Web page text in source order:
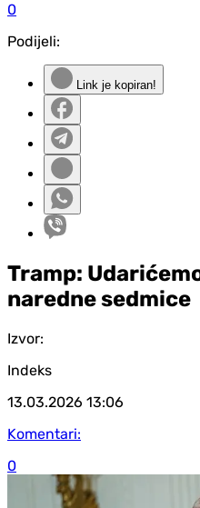
0
Podijeli:
Link je kopiran!
Tramp:
naredne sedmice
Izvor:
Indeks
13.03.2026 13:06
Komentari:
0